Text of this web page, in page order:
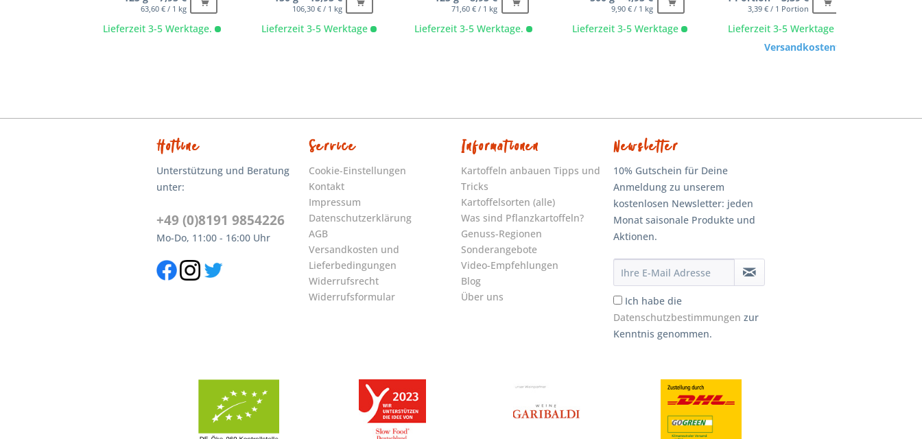
Lieferzeit 3-5 Werktage.
63,60 € / 1 kg
Lieferzeit 3-5 Werktage
106,30 € / 1 kg
Lieferzeit 3-5 Werktage.
71,60 € / 1 kg
Lieferzeit 3-5 Werktage
9,90 € / 1 kg
Versandkostenfrei
Lieferzeit 3-5 Werktage
3,39 € / 1 Portion
Hotline
Unterstützung und Beratung
unter:
+49 (0)8191 9854226
Mo-Do, 11:00 - 16:00 Uhr
Service
Cookie-Einstellungen
Kontakt
Impressum
Datenschutzerklärung
AGB
Versandkosten und
Lieferbedingungen
Widerrufsrecht
Widerrufsformular
Informationen
Kartoffeln anbauen Tipps und
Tricks
Kartoffelsorten (alle)
Was sind Pflanzkartoffeln?
Genuss-Regionen
Sonderangebote
Video-Empfehlungen
Blog
Über uns
Newsletter
10% Gutschein für Deine
Anmeldung zu unserem
kostenlosen Newsletter: jeden
Monat saisonale Produkte und
Aktionen.
Ich habe die
Datenschutzbestimmungen zur
Kenntnis genommen.